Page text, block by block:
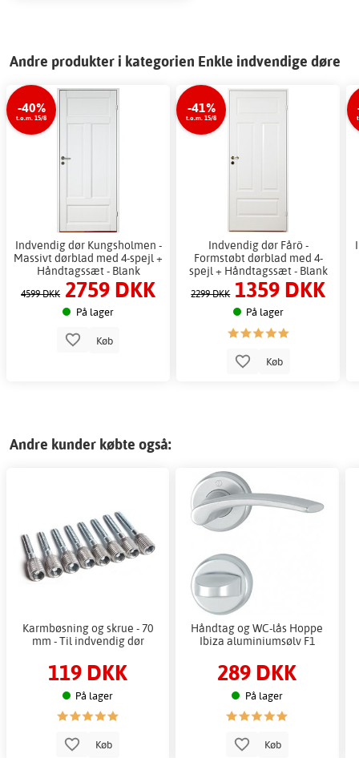
Andre produkter i kategorien Enkle indvendige døre
-40%
t.o.m. 15/8
Indvendig dør Kungsholmen -
Massivt dørblad med 4-spejl +
Håndtagssæt - Blank
4599 DKK 2759 DKK
På lager
Køb
-41%
t.o.m. 15/8
Indvendig dør Fårö -
Formstøbt dørblad med 4-
spejl + Håndtagssæt - Blank
2299 DKK 1359 DKK
På lager
Køb
Andre kunder købte også:
Karmbøsning og skrue - 70
mm - Til indvendig dør
119 DKK
På lager
Køb
Håndtag og WC-lås Hoppe
Ibiza aluminiumsølv F1
289 DKK
På lager
Køb